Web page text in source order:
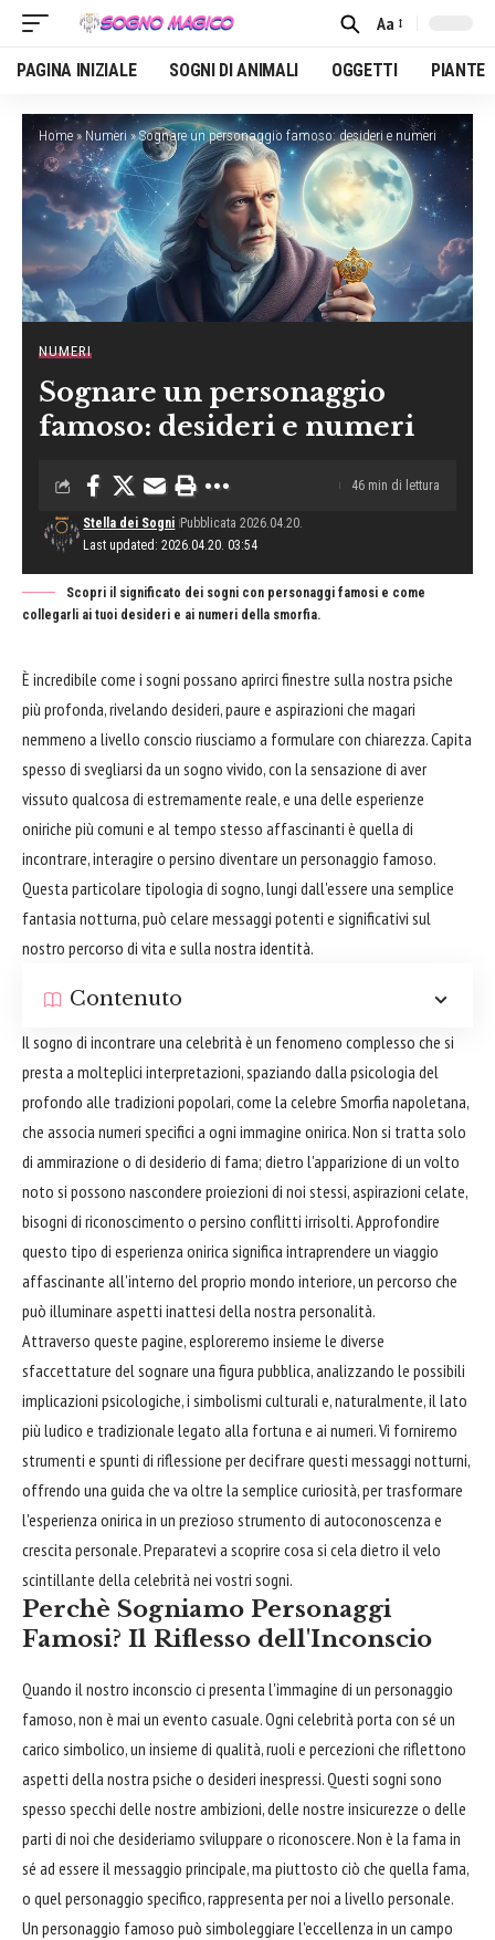
Font
Resizer
Aa
PAGINA INIZIALE SOGNI DI ANIMALI OGGETTI PIANTE
Home » Numeri»Sognare un personaggio famoso: desideri e numeri
NUMERI
Sognare un personaggio
famoso: desideri e numeri
Last updated: 2026.04.20. 03:54
Stella dei Sogni Pubblicata 2026.04.20.
46 min di lettura
Scopri il significato dei sogni con personaggi famosi e come
collegarli ai tuoi desideri e ai numeri della smorfia.
È incredibile come i sogni possano aprirci finestre sulla nostra psiche
più profonda, rivelando desideri, paure e aspirazioni che magari
nemmeno a livello conscio riusciamo a formulare con chiarezza. Capita
spesso di svegliarsi da un sogno vivido, con la sensazione di aver
vissuto qualcosa di estremamente reale, e una delle esperienze
oniriche più comuni e al tempo stesso affascinanti è quella di
incontrare, interagire o persino diventare un personaggio famoso.
Questa particolare tipologia di sogno, lungi dall'essere una semplice
fantasia notturna, può celare messaggi potenti e significativi sul
nostro percorso di vita e sulla nostra identità.
Contenuto
Il sogno di incontrare una celebrità è un fenomeno complesso che si
presta a molteplici interpretazioni, spaziando dalla psicologia del
profondo alle tradizioni popolari, come la celebre Smorfia napoletana,
che associa numeri specifici a ogni immagine onirica. Non si tratta solo
di ammirazione o di desiderio di fama; dietro l'apparizione di un volto
noto si possono nascondere proiezioni di noi stessi, aspirazioni celate,
bisogni di riconoscimento o persino conflitti irrisolti. Approfondire
questo tipo di esperienza onirica significa intraprendere un viaggio
affascinante all'interno del proprio mondo interiore, un percorso che
può illuminare aspetti inattesi della nostra personalità.
Attraverso queste pagine, esploreremo insieme le diverse
sfaccettature del sognare una figura pubblica, analizzando le possibili
implicazioni psicologiche, i simbolismi culturali e, naturalmente, il lato
più ludico e tradizionale legato alla fortuna e ai numeri. Vi forniremo
strumenti e spunti di riflessione per decifrare questi messaggi notturni,
offrendo una guida che va oltre la semplice curiosità, per trasformare
l'esperienza onirica in un prezioso strumento di autoconoscenza e
crescita personale. Preparatevi a scoprire cosa si cela dietro il velo
scintillante della celebrità nei vostri sogni.
Perchè Sogniamo Personaggi
Famosi? Il Riflesso dell'Inconscio
Quando il nostro inconscio ci presenta l'immagine di un personaggio
famoso, non è mai un evento casuale. Ogni celebrità porta con sé un
carico simbolico, un insieme di qualità, ruoli e percezioni che riflettono
aspetti della nostra psiche o desideri inespressi. Questi sogni sono
spesso specchi delle nostre ambizioni, delle nostre insicurezze o delle
parti di noi che desideriamo sviluppare o riconoscere. Non è la fama in
sé ad essere il messaggio principale, ma piuttosto ciò che quella fama,
o quel personaggio specifico, rappresenta per noi a livello personale.
Un personaggio famoso può simboleggiare l'eccellenza in un campo